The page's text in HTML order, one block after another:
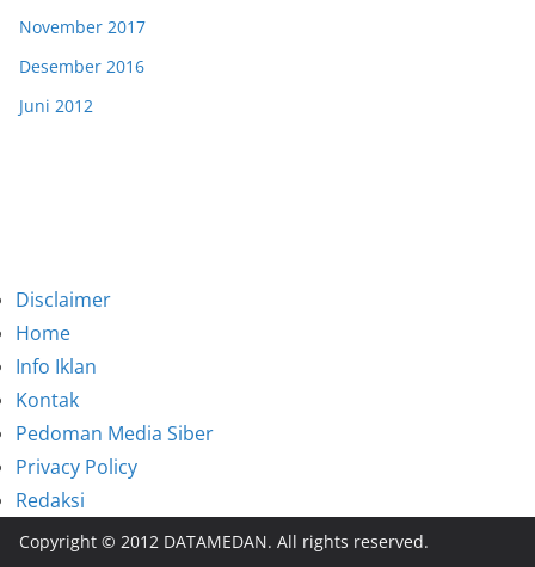
November 2017
Desember 2016
Juni 2012
Disclaimer
Home
Info Iklan
Kontak
Pedoman Media Siber
Privacy Policy
Redaksi
Copyright © 2012 DATAMEDAN. All rights reserved.